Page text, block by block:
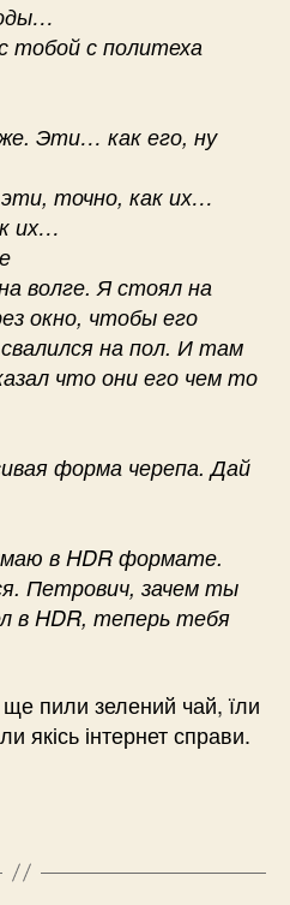
с политеха
Эти… как его, ну
точно, как их…
их…
волге. Я стоял на
окно, чтобы его
на пол. И там
что они его чем то
форма черепа. Дай
в HDR формате.
Петрович, зачем ты
в HDR, теперь тебя
пили зелений чай, їли
якісь інтернет справи.